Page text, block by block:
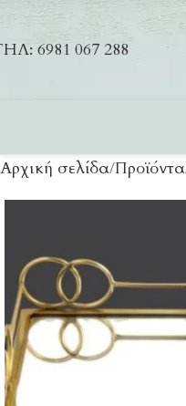
6981 067 288
Αρχική σελίδα Προϊόντα